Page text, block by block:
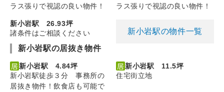
ラス張りで視認の良い物件！
ラス張りで視認の良い物件！
新小岩駅 26.93坪
諸条件はご相談ください
新小岩駅の物件一覧
新小岩駅の居抜き物件
新小岩駅 4.84坪
新小岩駅徒歩３分 事務所の
居抜き物件！飲食店も可能で
新小岩駅 11.5坪
住宅街立地